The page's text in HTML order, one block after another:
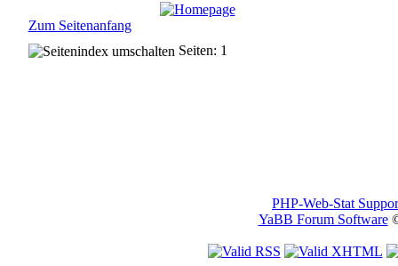
Zum Seitenanfang
Seiten: 1
PHP-Web-Stat
YaBB Forum Software©